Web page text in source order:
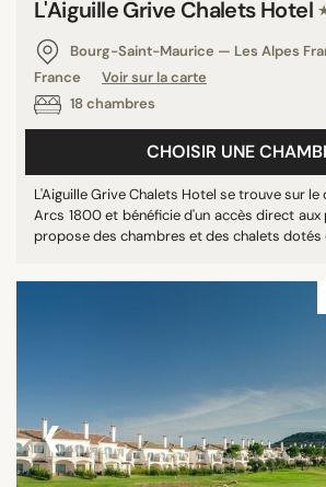
L'Aiguille Grive Chalets Hotel
Bourg-Saint-Maurice — Les Alpes
France
Voir sur la carte
18 chambres
CHOISIR UNE
L'Aiguille Grive Chalets Hotel se trouve sur
Arcs 1800 et bénéficie d'un accès direct aux
propose des chambres et des chalets dotés
‹